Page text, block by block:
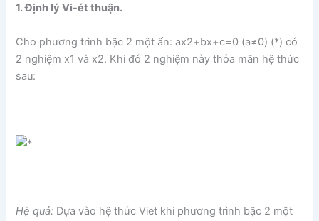
1. Định lý Vi-ét thuận.
Cho phương trình bậc 2 một ẩn: ax2+bx+c=0 (a≠0) (*) có
2 nghiệm x1 và x2. Khi đó 2 nghiệm này thỏa mãn hệ thức
sau:
Hệ quả: Dựa vào hệ thức Viet khi phương trình bậc 2 một